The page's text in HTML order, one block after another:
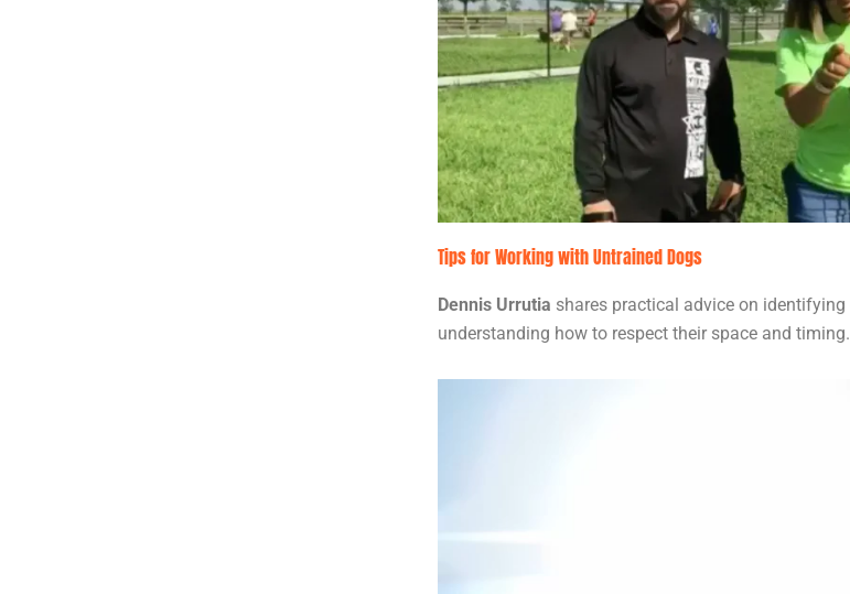
Tips for Working with Untrained Dogs
Dennis Urrutia shares practical advice on identifying
understanding how to respect their space and timing.